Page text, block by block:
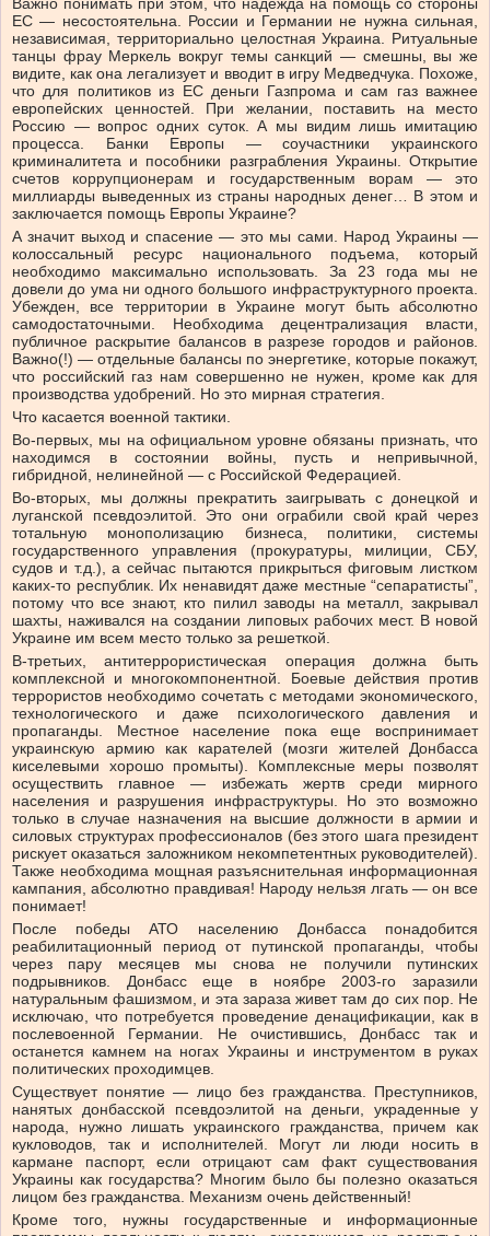
Важно понимать при этом, что надежда на помощь со стороны
ЕС — несостоятельна. России и Германии не нужна сильная,
независимая, территориально целостная Украина. Ритуальные
танцы фрау Меркель вокруг темы санкций — смешны, вы же
видите, как она легализует и вводит в игру Медведчука. Похоже,
что для политиков из ЕС деньги Газпрома и сам газ важнее
европейских ценностей. При желании, поставить на место
Россию — вопрос одних суток. А мы видим лишь имитацию
процесса. Банки Европы — соучастники украинского
криминалитета и пособники разграбления Украины. Открытие
счетов коррупционерам и государственным ворам — это
миллиарды выведенных из страны народных денег… В этом и
заключается помощь Европы Украине?
А значит выход и спасение — это мы сами. Народ Украины —
колоссальный ресурс национального подъема, который
необходимо максимально использовать. За 23 года мы не
довели до ума ни одного большого инфраструктурного проекта.
Убежден, все территории в Украине могут быть абсолютно
самодостаточными. Необходима децентрализация власти,
публичное раскрытие балансов в разрезе городов и районов.
Важно(!) — отдельные балансы по энергетике, которые покажут,
что российский газ нам совершенно не нужен, кроме как для
производства удобрений. Но это мирная стратегия.
Что касается военной тактики.
Во-первых, мы на официальном уровне обязаны признать, что
находимся в состоянии войны, пусть и непривычной,
гибридной, нелинейной — с Российской Федерацией.
Во-вторых, мы должны прекратить заигрывать с донецкой и
луганской псевдоэлитой. Это они ограбили свой край через
тотальную монополизацию бизнеса, политики, системы
государственного управления (прокуратуры, милиции, СБУ,
судов и т.д.), а сейчас пытаются прикрыться фиговым листком
каких-то республик. Их ненавидят даже местные “сепаратисты”,
потому что все знают, кто пилил заводы на металл, закрывал
шахты, наживался на создании липовых рабочих мест. В новой
Украине им всем место только за решеткой.
В-третьих, антитеррористическая операция должна быть
комплексной и многокомпонентной. Боевые действия против
террористов необходимо сочетать с методами экономического,
технологического и даже психологического давления и
пропаганды. Местное население пока еще воспринимает
украинскую армию как карателей (мозги жителей Донбасса
киселевыми хорошо промыты). Комплексные меры позволят
осуществить главное — избежать жертв среди мирного
населения и разрушения инфраструктуры. Но это возможно
только в случае назначения на высшие должности в армии и
силовых структурах профессионалов (без этого шага президент
рискует оказаться заложником некомпетентных руководителей).
Также необходима мощная разъяснительная информационная
кампания, абсолютно правдивая! Народу нельзя лгать — он все
понимает!
После победы АТО населению Донбасса понадобится
реабилитационный период от путинской пропаганды, чтобы
через пару месяцев мы снова не получили путинских
подрывников. Донбасс еще в ноябре 2003-го заразили
натуральным фашизмом, и эта зараза живет там до сих пор. Не
исключаю, что потребуется проведение денацификации, как в
послевоенной Германии. Не очистившись, Донбасс так и
останется камнем на ногах Украины и инструментом в руках
политических проходимцев.
Существует понятие — лицо без гражданства. Преступников,
нанятых донбасской псевдоэлитой на деньги, украденные у
народа, нужно лишать украинского гражданства, причем как
кукловодов, так и исполнителей. Могут ли люди носить в
кармане паспорт, если отрицают сам факт существования
Украины как государства? Многим было бы полезно оказаться
лицом без гражданства. Механизм очень действенный!
Кроме того, нужны государственные и информационные